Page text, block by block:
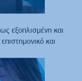
εξοπλισμένη και
και